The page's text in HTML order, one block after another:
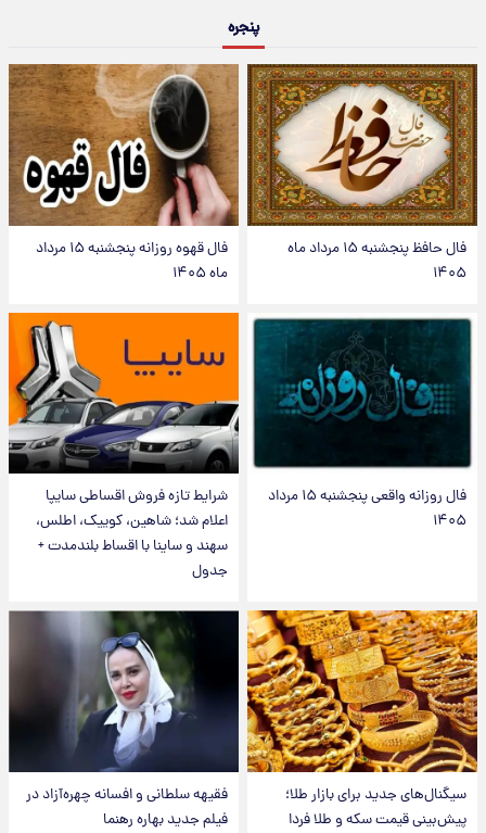
پنجره
فال حافظ پنجشنبه ۱۵ مرداد ماه
۱۴۰۵
فال قهوه روزانه پنجشنبه ۱۵ مرداد
ماه ۱۴۰۵
فال روزانه واقعی پنجشنبه ۱۵ مرداد
۱۴۰۵
شرایط تازه فروش اقساطی سایپا
اعلام شد؛ شاهین، کوییک، اطلس،
سهند و ساینا با اقساط بلندمدت +
جدول
سیگنال‌های جدید برای بازار طلا؛
پیش‌بینی قیمت سکه و طلا فردا
فقیهه سلطانی و افسانه چهره‌آزاد در
فیلم جدید بهاره رهنما